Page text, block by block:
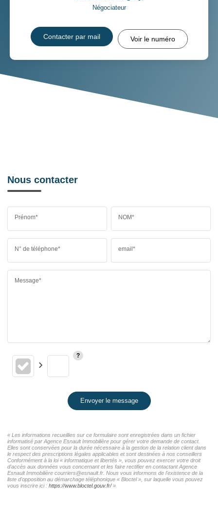
Négociateur
Contacter par mail Voir le numéro
Nous contacter
Prénom* NOM*
N° de téléphone* email*
Message*
Envoyer le message
« Les informations recueillies sur ce formulaire sont enregistrées dans un fichier
informatisé par Agence Esnault Immobilière pour gérer votre demande de contact.
Elles sont conservées pour la durée nécessaire à la gestion de la relation client dans
le respect des prescriptions légales applicables et sont destinées à nos conseillers
Conformément à la loi « informatique et libertés », vous pouvez exercer votre droit
d'accès aux données vous concernant et les faire rectifier en contactant Agence
Esnault Immobilière courriers@esnault.fr. Nous vous informons de l'existence de la
liste d'opposition au démarchage téléphonique « Bloctel », sur laquelle vous pouvez
vous inscrire ici : https://www.bloctel.gouv.fr/»